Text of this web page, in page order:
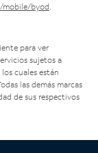
mobile/byod
para ver
sujetos a
cuales están
las demás marcas
de sus respectivos